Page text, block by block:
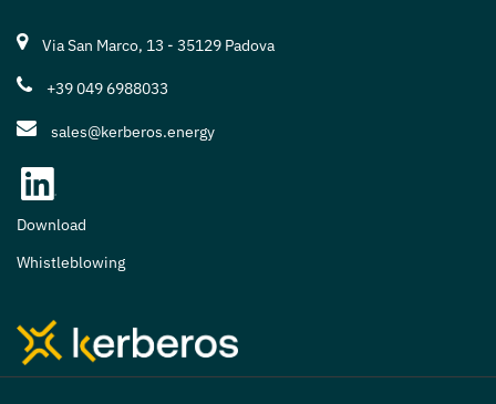
Via San Marco, 13 - 35129 Padova
+39 049 6988033
sales@kerberos.energy
Download
Whistleblowing